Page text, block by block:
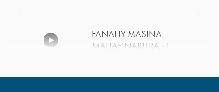
FANAHY MASINA
MAHAFINARITRA -1